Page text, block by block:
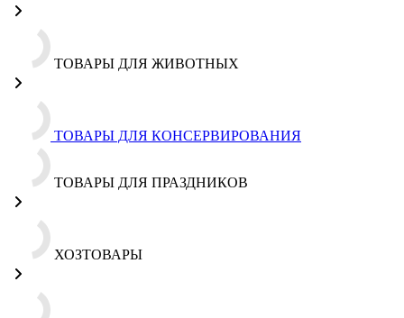
ТОВАРЫ ДЛЯ ЖИВОТНЫХ
ТОВАРЫ ДЛЯ КОНСЕРВИРОВАНИЯ
ТОВАРЫ ДЛЯ ПРАЗДНИКОВ
ХОЗТОВАРЫ